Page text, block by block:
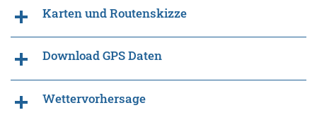
Karten und Routenskizze
Download GPS Daten
Wettervorhersage